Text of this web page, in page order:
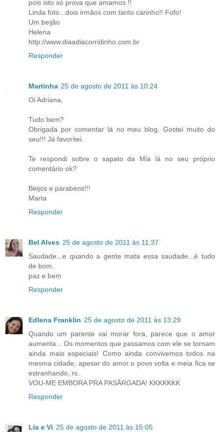
pois isto só prova que amamos !!
Linda foto...dois irmãos com tanto carinho!! Fofo!
Um beijão
Helena
http://www.diaadiacorridinho.com.br
Responder
Martinha 25 de agosto de 2011 às 10:24
Oi Adriana,
Tudo bem?
Obrigada por comentar lá no meu blog. Gostei muito do
seu!!! Já favoritei.
Te respondi sobre o sapato da Mia lá no seu próprio
comentário ok?
Beijos e parabéns!!!
Marta
Responder
Bel Alves 25 de agosto de 2011 às 11:37
Saudade...e quando a gente mata essa saudade...é tudo
de bom.
paz e bem
Responder
Edlena Franklin 25 de agosto de 2011 às 13:29
Quando um parente vai morar fora, parece que o amor
aumenta... Os momentos que passamos com ele se tornam
ainda mais especiais! Como ainda convivemos todos na
mesma cidade, apesar do amor o povo volta e meia fica se
estranhando, rs.
VOU-ME EMBORA PRA PASÁRGADA! KKKKKKK
Responder
Lia e Vi 25 de agosto de 2011 às 15:05